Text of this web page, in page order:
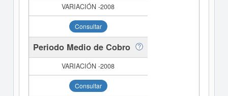
Consultar
Periodo Medio de Cobro
Consultar